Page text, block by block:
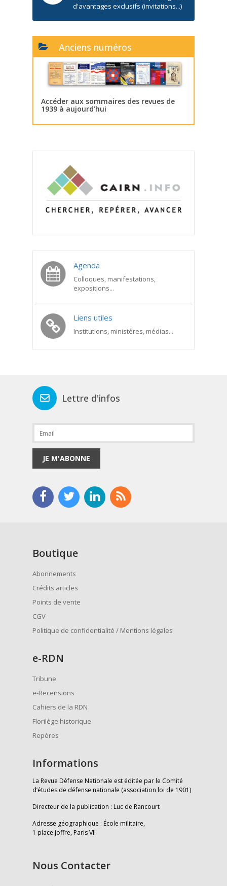
d'avantages exclusifs (invitations...)
Anciens numéros
Accéder aux sommaires des revues de
1939 à aujourd’hui
Agenda
Colloques, manifestations,
expositions...
Liens utiles
Institutions, ministères, médias...
Lettre d'infos
JE M'ABONNE
Boutique
Abonnements
Crédits articles
Points de vente
CGV
Politique de confidentialité / Mentions légales
e-RDN
Tribune
e-Recensions
Cahiers de la RDN
Florilège historique
Repères
Informations
La Revue Défense Nationale est éditée par le Comité
d’études de défense nationale (association loi de 1901)
Directeur de la publication : Luc de Rancourt
Adresse géographique : École militaire,
1 place Joffre, Paris VII
Nous Contacter